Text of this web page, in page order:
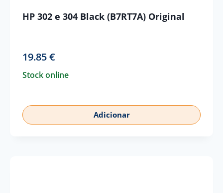
HP 302 e 304 Black (B7RT7A) Original
19.85€
Stock online
Adicionar